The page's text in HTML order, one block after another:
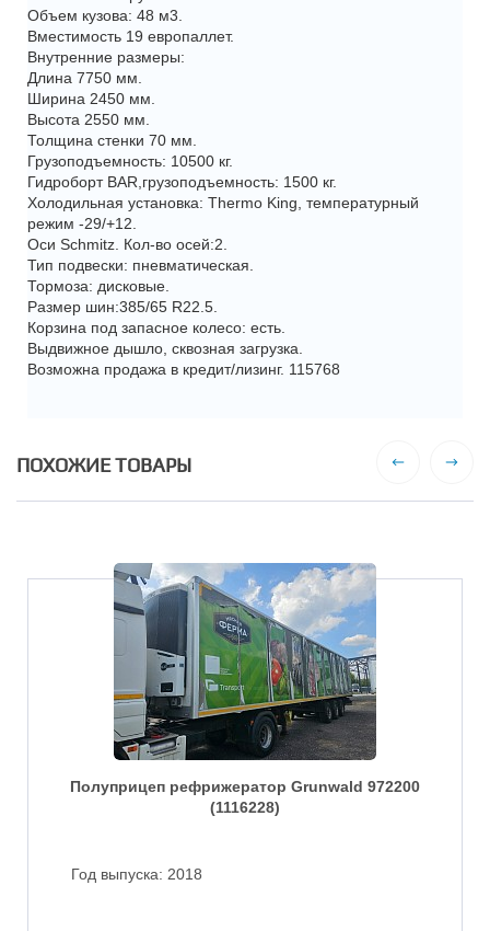
Объем кузова: 48 м3.
Вместимость 19 европаллет.
Внутренние размеры:
Длина 7750 мм.
Ширина 2450 мм.
Высота 2550 мм.
Толщина стенки 70 мм.
Грузоподъемность: 10500 кг.
Гидроборт BAR,грузоподъемность: 1500 кг.
Холодильная установка: Thermo King, температурный
режим -29/+12.
Оси Schmitz. Кол-во осей:2.
Тип подвески: пневматическая.
Тормоза: дисковые.
Размер шин:385/65 R22.5.
Корзина под запасное колесо: есть.
Выдвижное дышло, сквозная загрузка.
Возможна продажа в кредит/лизинг. 115768
ПОХОЖИЕ ТОВАРЫ
Полуприцеп рефрижератор Grunwald 972200
(1116228)
Год выпуска: 2018